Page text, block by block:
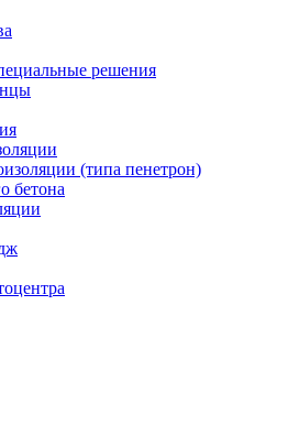
решения
(типа пенетрон)
бетона